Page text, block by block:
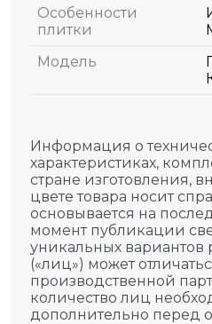
Особенности
плитки
Модель
Информация о
характеристиках,
стране изготовления,
цвете товара носит
основывается на
момент публикации
уникальных вариантов
(«лиц») может
производственной
количество лиц
дополнительно перед